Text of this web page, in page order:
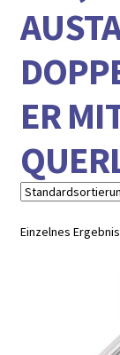
► ZAHLARTEN
►
ER
Einzelnes